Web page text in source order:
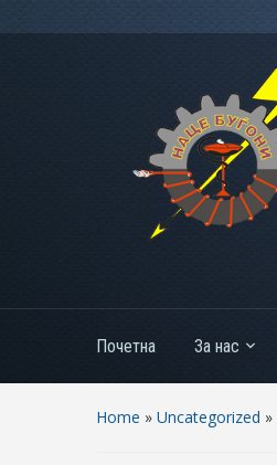
Почетна За нас
Home » Uncategorized »